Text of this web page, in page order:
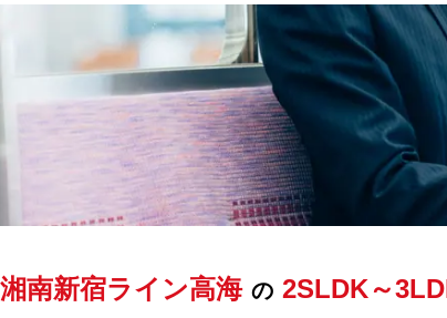
南新宿ライン高海 の 2SLDK～